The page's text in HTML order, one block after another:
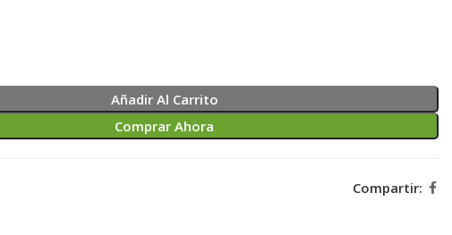
Añadir Al Carrito
Comprar Ahora
Compartir: